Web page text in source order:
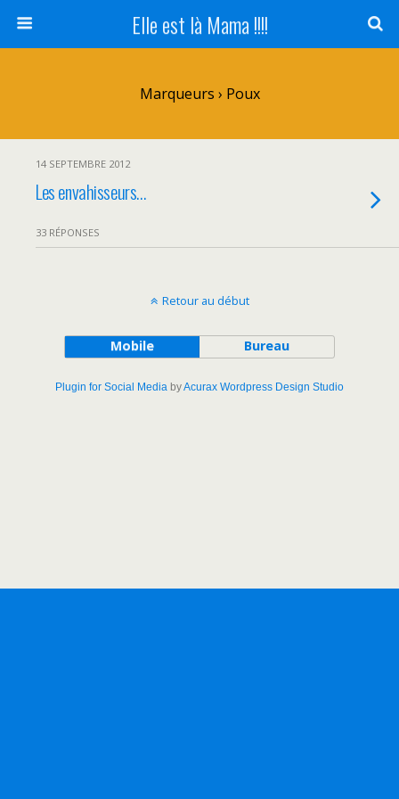
Elle est là Mama !!!!
Marqueurs › Poux
14 SEPTEMBRE 2012
Les envahisseurs…
33 RÉPONSES
Retour au début
Mobile Bureau
Plugin for Social Media byAcurax Wordpress Design Studio